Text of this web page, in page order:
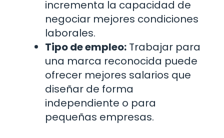
incrementa la capacidad de
negociar mejores condiciones
laborales.
Tipo de empleo: Trabajar para
una marca reconocida puede
ofrecer mejores salarios que
diseñar de forma
independiente o para
pequeñas empresas.